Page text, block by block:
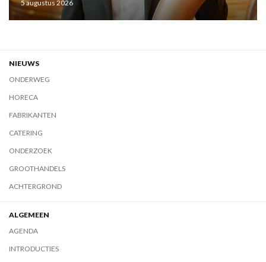
5 augustus 2026
NIEUWS
ONDERWEG
HORECA
FABRIKANTEN
CATERING
ONDERZOEK
GROOTHANDELS
ACHTERGROND
ALGEMEEN
AGENDA
INTRODUCTIES